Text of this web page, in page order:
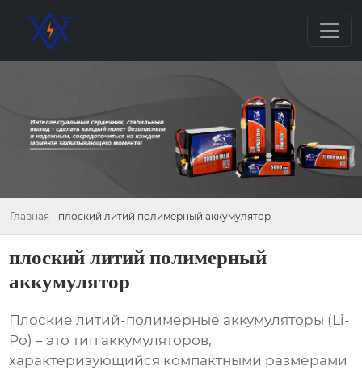
Главная - плоский литий полимерный аккумулятор
плоский литий полимерный
аккумулятор
Плоские литий-полимерные аккумуляторы (Li-
Po) – это тип аккумуляторов,
характеризующийся компактными размерами